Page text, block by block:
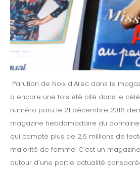
Parution de Noix d'Arec dans le
a encore une fois été cité dans le
numéro paru le 21 décembre 2016
magazine hebdomadaire du
qui compte plus de 2,6 millions de
majorité de femme. C'est un
autour d'une partie actualité